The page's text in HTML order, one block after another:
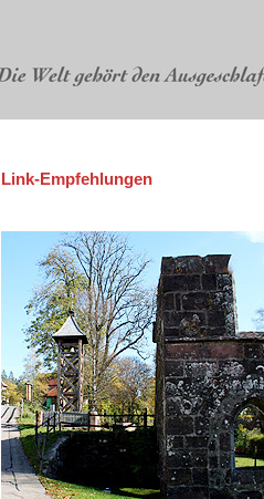
Link-Empfehlungen